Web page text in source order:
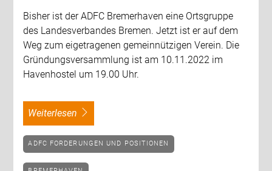
Bisher ist der ADFC Bremerhaven eine Ortsgruppe
des Landesverbandes Bremen. Jetzt ist er auf dem
Weg zum eigetragenen gemeinnützigen Verein. Die
Gründungsversammlung ist am 10.11.2022 im
Havenhostel um 19.00 Uhr.
weiterlesen
ADFC FORDERUNGEN UND POSITIONEN